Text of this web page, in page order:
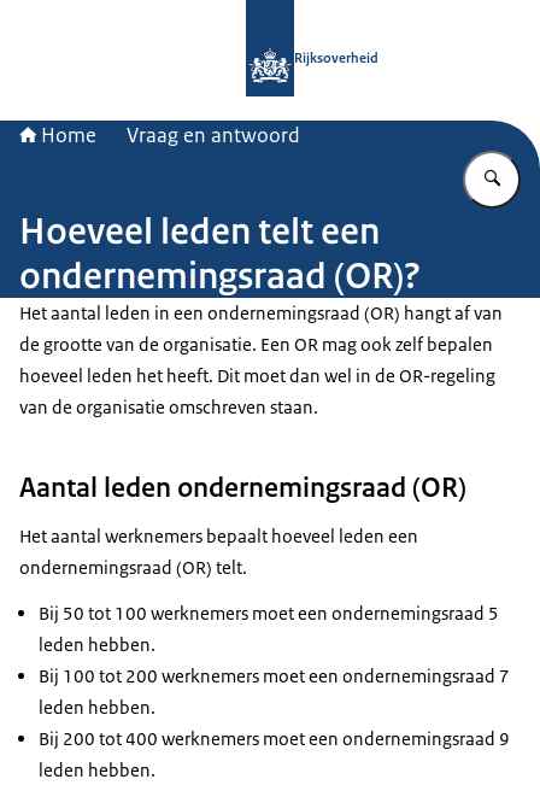
Rijksoverheid
Home Vraag en antwoord
Hoeveel leden telt een
ondernemingsraad (OR)?
Het aantal leden in een ondernemingsraad (OR) hangt af van
de grootte van de organisatie. Een OR mag ook zelf bepalen
hoeveel leden het heeft. Dit moet dan wel in de OR-regeling
van de organisatie omschreven staan.
Aantal leden ondernemingsraad (OR)
Het aantal werknemers bepaalt hoeveel leden een
ondernemingsraad (OR) telt.
Bij 50 tot 100 werknemers moet een ondernemingsraad 5
leden hebben.
Bij 100 tot 200 werknemers moet een ondernemingsraad 7
leden hebben.
Bij 200 tot 400 werknemers moet een ondernemingsraad 9
leden hebben.